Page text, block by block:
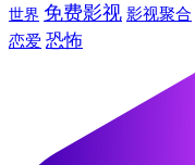
世界 免费影视 影视聚合
恋爱 恐怖